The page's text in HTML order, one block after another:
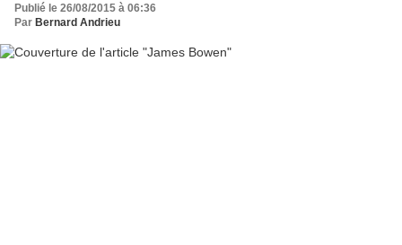
Publié le 26/08/2015 à 06:36
Par Bernard Andrieu